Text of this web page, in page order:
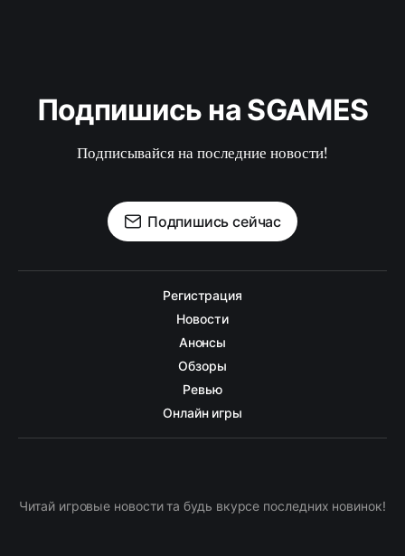
Подпишись на SGAMES
Подписывайся на последние новости!
Подпишись сейчас
Регистрация
Новости
Анонсы
Обзоры
Ревью
Онлайн игры
Читай игровые новости та будь вкурсе последних новинок!